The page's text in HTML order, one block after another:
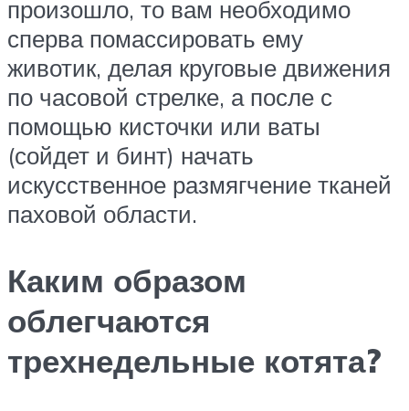
произошло, то вам необходимо
сперва помассировать ему
животик, делая круговые движения
по часовой стрелке, а после с
помощью кисточки или ваты
(сойдет и бинт) начать
искусственное размягчение тканей
паховой области.
Каким образом
облегчаются
трехнедельные котята?